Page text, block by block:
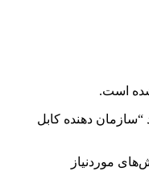
است.
دهنده کابل
موردنیاز